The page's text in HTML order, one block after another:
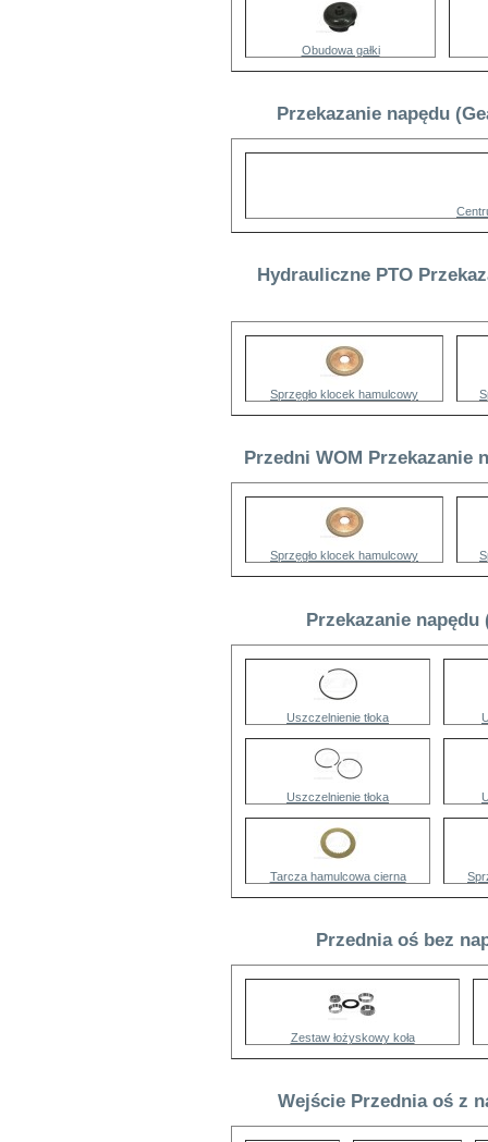
Obudowa gałki
Przekazanie napędu
Hydrauliczne PTO
Sprzęgło klocek hamulcowy
Przedni WOM Przekazanie
Sprzęgło klocek hamulcowy
Przekazanie napędu
Uszczelnienie tłoka
Uszczelnienie tłoka
Tarcza hamulcowa cierna
Przednia oś bez
Zestaw łożyskowy koła
Wejście Przednia oś z